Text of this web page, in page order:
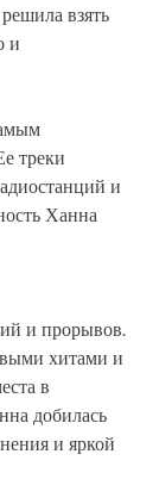
взять
и
треки
и
Ханна
и прорывов.
хитами и
в
добилась
и яркой